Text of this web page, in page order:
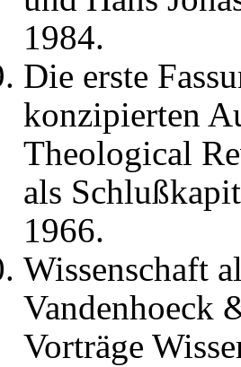
1984.
Die erste
konzipierten
Theological
als
1966.
Wissenschaft
Vandenhoeck
Vorträge